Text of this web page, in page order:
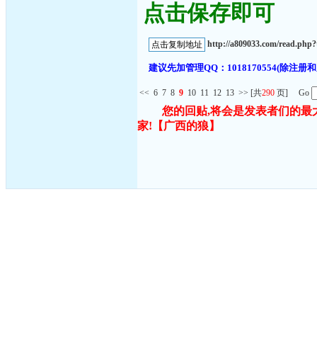
点击保存即可
http://a809033.com/
建议先加管理QQ：1018170554(除注册
<< 6 7 8 9 10 11 12 13 >> [共290 页] Go
您的回贴,将会是发表者们的
家! 【广西的狼】